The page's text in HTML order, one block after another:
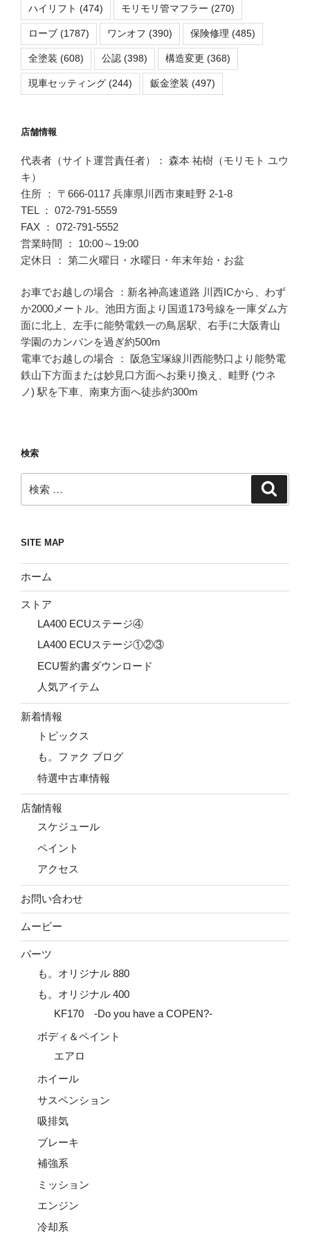
ハイリフト (474) モリモリ管マフラー (270)
ローブ (1787) ワンオフ (390) 保険修理 (485)
全塗装 (608) 公認 (398) 構造変更 (368)
現車セッティング (244) 鈑金塗装 (497)
店舗情報
代表者（サイト運営責任者）： 森本 祐樹（モリモト ユウ
キ）
住所 ： 〒666-0117 兵庫県川西市東畦野 2-1-8
TEL ： 072-791-5559
FAX ： 072-791-5552
営業時間 ： 10:00～19:00
定休日 ： 第二火曜日・水曜日・年末年始・お盆
お車でお越しの場合 ：新名神高速道路 川西ICから、わず
か2000メートル。池田方面より国道173号線を一庫ダム方
面に北上、左手に能勢電鉄一の鳥居駅、右手に大阪青山
学園のカンバンを過ぎ約500m
電車でお越しの場合 ： 阪急宝塚線川西能勢口より能勢電
鉄山下方面または妙見口方面へお乗り換え、畦野 (ウネ
ノ) 駅を下車、南東方面へ徒歩約300m
検索
索:
SITE MAP
ホーム
ストア
LA400 ECUステージ④
LA400 ECUステージ①②③
ECU誓約書ダウンロード
人気アイテム
新着情報
トピックス
も。ファク ブログ
特選中古車情報
店舗情報
スケジュール
ペイント
アクセス
お問い合わせ
ムービー
パーツ
も。オリジナル 880
も。オリジナル 400
KF170 -Do you have a COPEN?-
ボディ＆ペイント
エアロ
ホイール
サスペンション
吸排気
ブレーキ
補強系
ミッション
エンジン
冷却系